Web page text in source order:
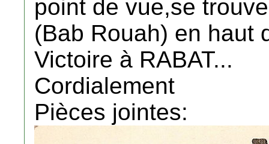
point de vue,se
(Bab Rouah) en haut
Victoire à RABAT...
Cordialement
Pièces jointes: